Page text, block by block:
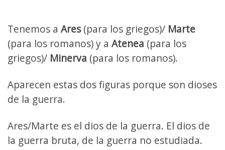
Tenemos a Ares(para los griegos)/ Marte
(para los romanos) y a Atenea (para los
griegos)/ Minerva (para los romanos).
Aparecen estas dos figuras porque son dioses
de la guerra.
Ares/Marte es el dios de la guerra. El dios de
la guerra bruta, de la guerra no estudiada.